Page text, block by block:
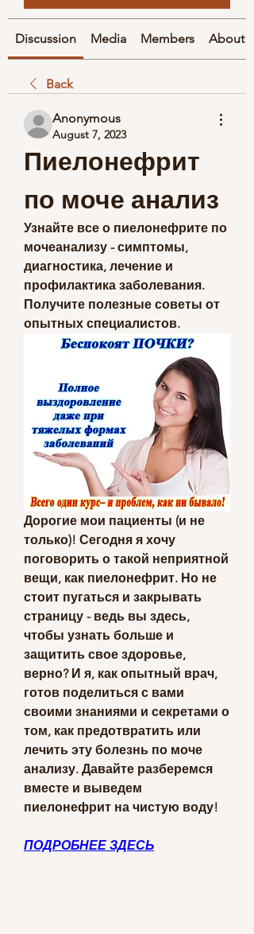
Discussion Media Members About
Back
Anonymous
August 7, 2023
Пиелонефрит
по моче анализ
Узнайте все о пиелонефрите по
мочеанализу - симптомы,
диагностика, лечение и
профилактика заболевания.
Получите полезные советы от
опытных специалистов.
Дорогие мои пациенты (и не
только)! Сегодня я хочу
поговорить о такой неприятной
вещи, как пиелонефрит. Но не
стоит пугаться и закрывать
страницу - ведь вы здесь,
чтобы узнать больше и
защитить свое здоровье,
верно? И я, как опытный врач,
готов поделиться с вами
своими знаниями и секретами о
том, как предотвратить или
лечить эту болезнь по моче
анализу. Давайте разберемся
вместе и выведем
пиелонефрит на чистую воду!
ПОДРОБНЕЕ ЗДЕСЬ